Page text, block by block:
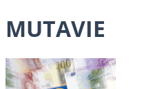
MUTAVIE